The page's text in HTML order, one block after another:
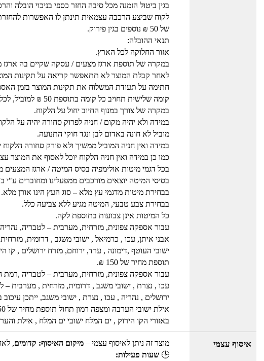
בגין ביטול הזמנה מכל סיבה החזר כספי בניכוי הובלה
לקוח שביצע הרכבה עצמאית תינתן לו האפשרות
של 50 ₪ נוספים בגין פירוק.
תנאי ההובלה:
אזור החלוקה לכל הארץ.
במקרה של תוספת ארגז מצעים / עסקה שקיים בה ארגז מצעים
לאחר קבלת המוצר לא תתאפשר קריאה על תקינות
חתימה על תעודת המשלוח את תקינות המוצר בזמן
קומה שלישית תחויב כל קומה בתוספת 50 ₪ למוביל, לכל פריט.
במקרה של צורך במנוף החיוב יחול על הלקוח.
במידה ולא יהיה מקום / חניה לפרוק סחורה יהיה על
מוביל לא חונה באדום לבן ונגד חוקי התנועה.
במידה ואין חניה המוביל ממשיך ולא פורק סחורה הלקוח
כמו כן במידה ואין חניה הלקוח יוכל לאסוף את
בכל דגמי מיטות אולימפיה בסיס המיטה / ארגז המצעים
בסיסי המיטה יוצאים מורכבים ממפעלינו ומחוברים ע"י
בבחירת מיטות מדגמי עץ מלא – סוג העץ הינו אורן מלא.
בבחירת צבע טבעי, המיטה מגיע ללא צביעה כלל.
כל המיטות אינן צבועות בתוספת לקה.
עבור אספקה צפונית, מזרחית, מערבית – לטבריה, נהריה
אבני איתן, עכו , כרמיאל , ישובי משגב , דרומית,
ישובי העוטף ,דימונה , ערד, ירוחם, מזרח ירושלים , קו
תוספת מחיר של 150 ₪.
עבור אספקה צפונית, מזרחית, מערבית – לטבריה ,רמת
עכו , נצרת , ישובי משגב , דרומית, מזרחית , מערבית
ירושלים , נהריה , עכו , נצרת , ישובי משגב, ייתכן
אילת ישובי הערבה ומצפה רמון תחול תוספת מחיר של 350 ₪.
באזורי הקו הירוק , ים המלח ישובי ים המלח , אילת והערבה זמן
איסוף עצמי מוצר זה ניתן לאיסוף עצמי – מיקום האיסוף: קדומים,
🕒 שעות פעילות: